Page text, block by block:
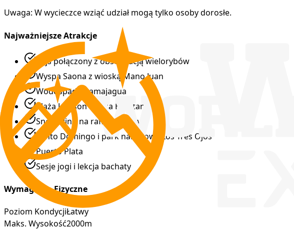
Uwaga: W wycieczce wziąć udział mogą tylko osoby dorosłe.
Najważniejsze Atrakcje
Rejs połączony z obserwacją wielorybów
Wyspa Saona z wioską Mano Juan
Wodospady Damajagua
Plaża Jackson i plaża Ermitano
Snorkeling na rafie koralowej
Santo Domingo i park narodowy Los Tres Ojos
Puerto Plata
Sesje jogi i lekcja bachaty
Wymagania Fizyczne
Poziom KondycjiŁatwy
Maks. Wysokość2000m